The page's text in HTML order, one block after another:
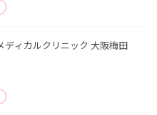
ディカルクリニック 大阪梅田